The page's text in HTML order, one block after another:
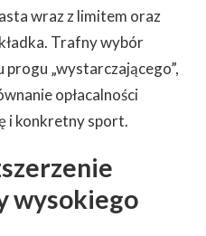
wraz z limitem oraz
Trafny wybór
„wystarczającego”,
opłacalności
i konkretny sport.
wysokiego